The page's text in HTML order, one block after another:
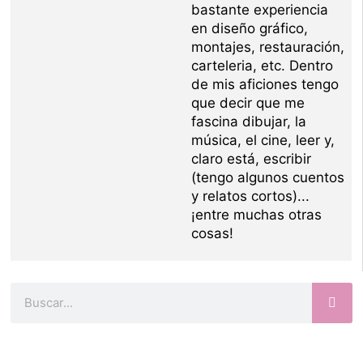
bastante experiencia
en diseño gráfico,
montajes, restauración,
carteleria, etc. Dentro
de mis aficiones tengo
que decir que me
fascina dibujar, la
música, el cine, leer y,
claro está, escribir
(tengo algunos cuentos
y relatos cortos)...
¡entre muchas otras
cosas!